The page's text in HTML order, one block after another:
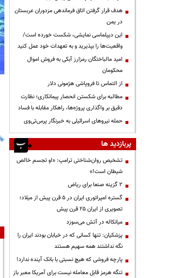
هدف قرار گرفتن اتاق‌ فرماندهی مزدوران عربستان
در یمن
این دیپلماسی نمایشی، شکست خورده است/
واقعیت‌ها را بپذیرید و به تعهدات خود عمل کنید
امید مالباختگان رمزارز آبکی به فروش اموال
محکومان
از التماس تا فروپاشی هژمونی دلار
مطالبه برای شکستن انحصار پیمانکاری؛ نظارت
دقیق بر واگذاری پروژه‌ها، راهکار مقابله با فساد
حمله نیروهای اسرائیلی به خبرنگار پرس‌تی‌وی
پربازدید ها
تشخیص روان‌شناختی ترامپ: «او تجسم خالص
شیطان است!»
۲ گزینه صنعا برای ریاض
گستره امپراتوری ایران در ۵ قرن پیش از میلاد؛
تصویری از ایران ۲۵ قرن پیش
میانکاله در آتش می‌سوزد
پزشکیان: تنها کسانی که در خیابان بودند ایران را
نگه نداشتند همه سهیم هستند
پارچه فروشی که هیچ نسبتی با بانک آینده ندارد!
تنگه هرمز قابل معامله نیست برای آمریکا معبر باز